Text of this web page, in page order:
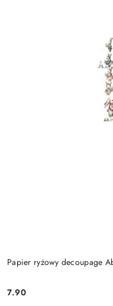
Papier ryżowy decoupage
Cena:
7.90